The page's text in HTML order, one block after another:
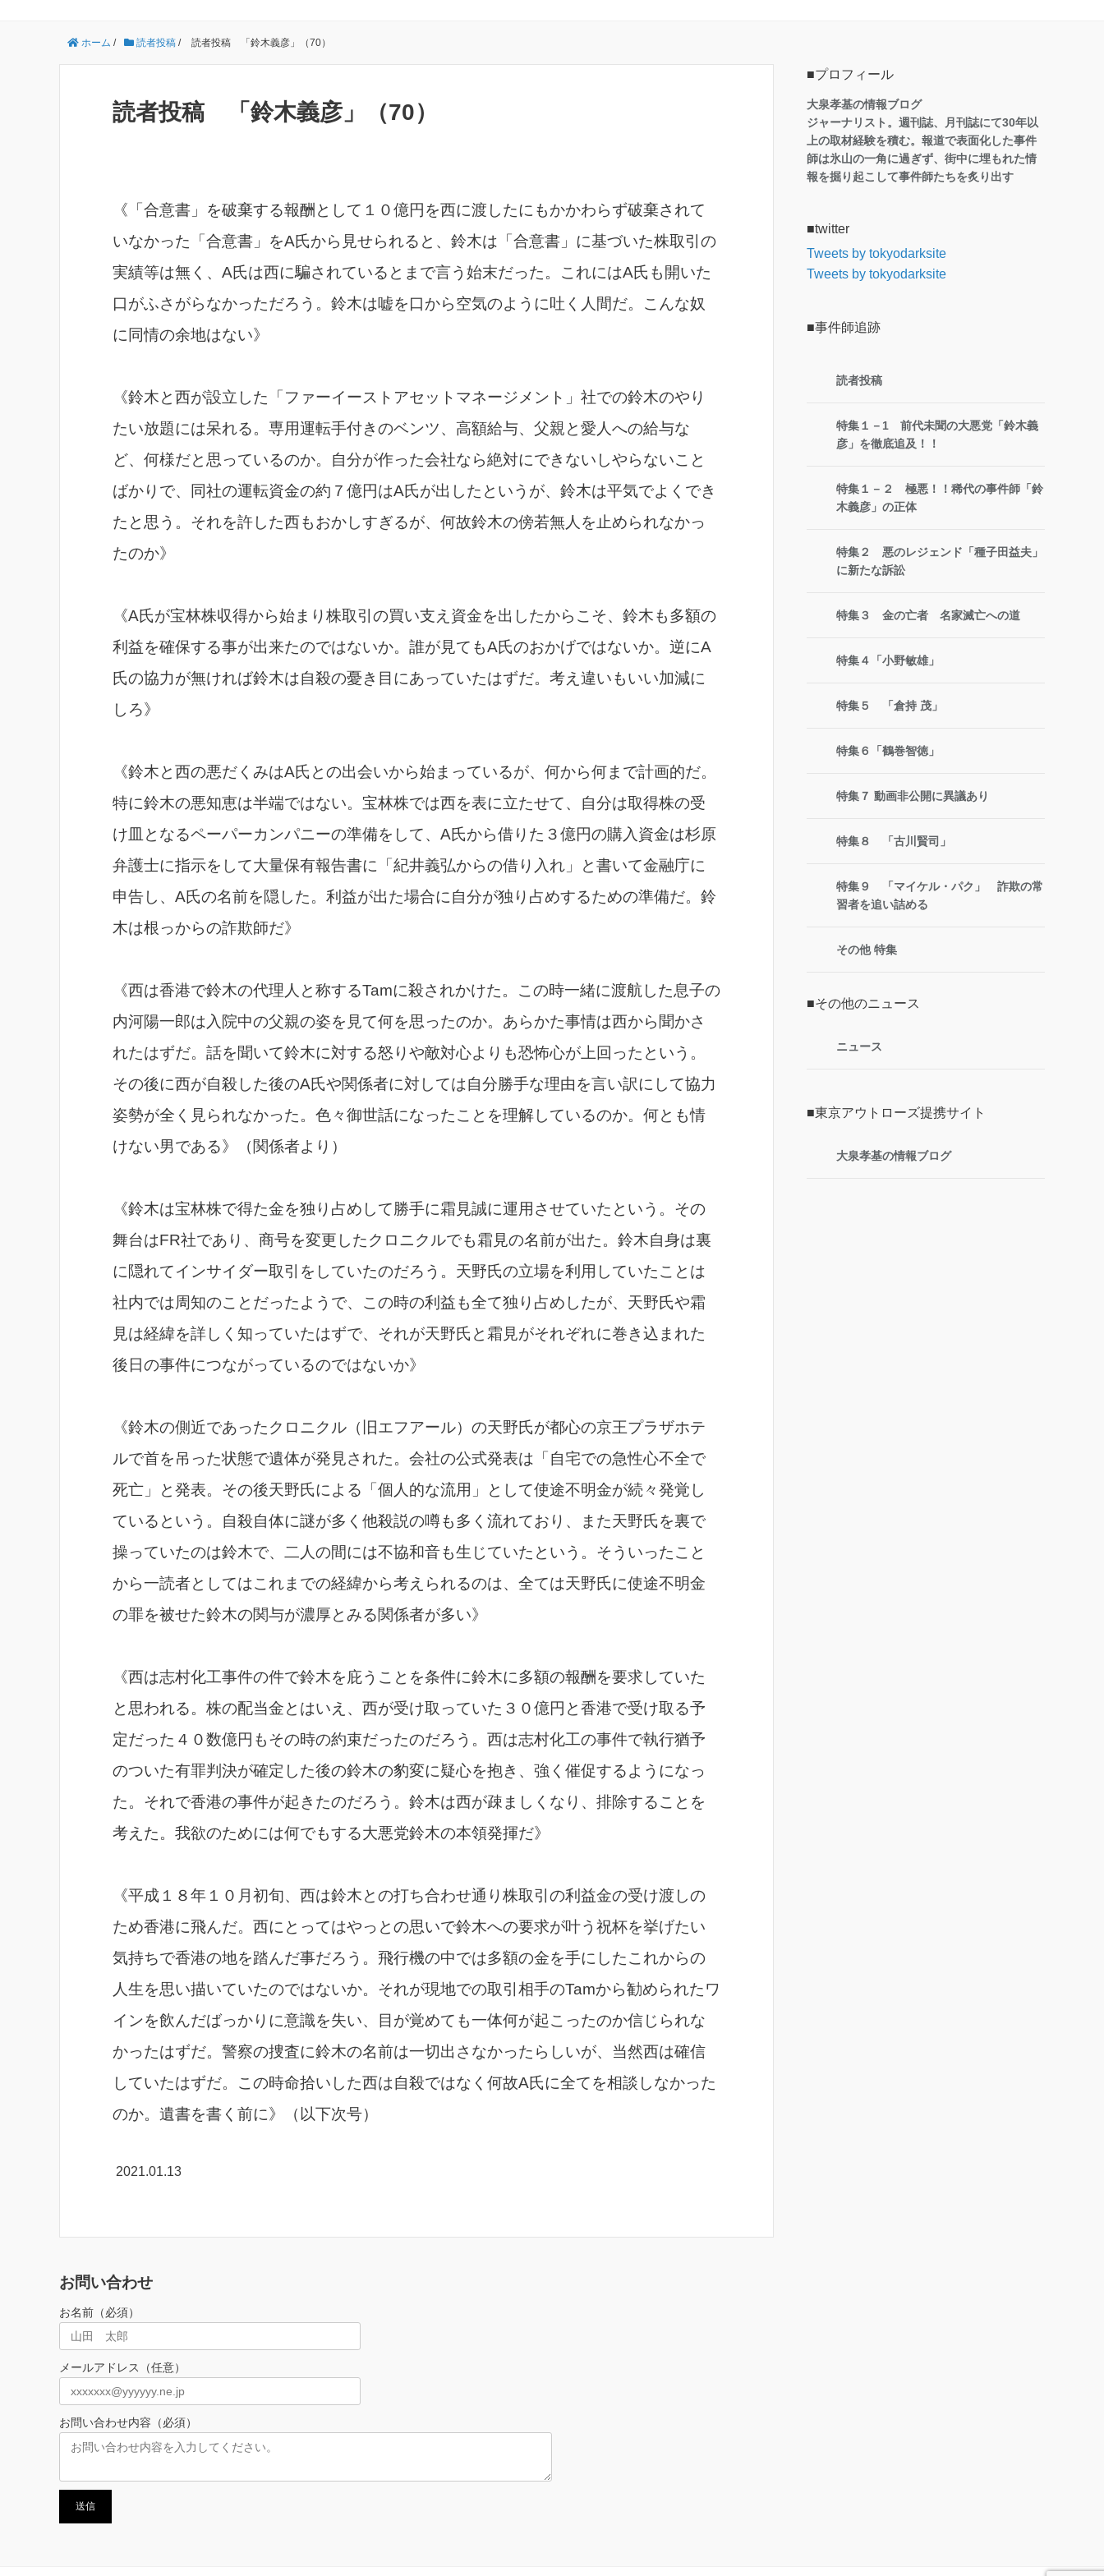
ホーム / 読者投稿 / 読者投稿 「鈴木義彦」（70）
読者投稿 「鈴木義彦」（70）
《「合意書」を破棄する報酬として１０億円を西に渡したにもかかわらず破棄されて
いなかった「合意書」をA氏から見せられると、鈴木は「合意書」に基づいた株取引の
実績等は無く、A氏は西に騙されているとまで言う始末だった。これにはA氏も開いた
口がふさがらなかっただろう。鈴木は嘘を口から空気のように吐く人間だ。こんな奴
に同情の余地はない》
《鈴木と西が設立した「ファーイーストアセットマネージメント」社での鈴木のやり
たい放題には呆れる。専用運転手付きのベンツ、高額給与、父親と愛人への給与な
ど、何様だと思っているのか。自分が作った会社なら絶対にできないしやらないこと
ばかりで、同社の運転資金の約７億円はA氏が出したというが、鈴木は平気でよくでき
たと思う。それを許した西もおかしすぎるが、何故鈴木の傍若無人を止められなかっ
たのか》
《A氏が宝林株収得から始まり株取引の買い支え資金を出したからこそ、鈴木も多額の
利益を確保する事が出来たのではないか。誰が見てもA氏のおかげではないか。逆にA
氏の協力が無ければ鈴木は自殺の憂き目にあっていたはずだ。考え違いもいい加減に
しろ》
《鈴木と西の悪だくみはA氏との出会いから始まっているが、何から何まで計画的だ。
特に鈴木の悪知恵は半端ではない。宝林株では西を表に立たせて、自分は取得株の受
け皿となるペーパーカンパニーの準備をして、A氏から借りた３億円の購入資金は杉原
弁護士に指示をして大量保有報告書に「紀井義弘からの借り入れ」と書いて金融庁に
申告し、A氏の名前を隠した。利益が出た場合に自分が独り占めするための準備だ。鈴
木は根っからの詐欺師だ》
《西は香港で鈴木の代理人と称するTamに殺されかけた。この時一緒に渡航した息子の
内河陽一郎は入院中の父親の姿を見て何を思ったのか。あらかた事情は西から聞かさ
れたはずだ。話を聞いて鈴木に対する怒りや敵対心よりも恐怖心が上回ったという。
その後に西が自殺した後のA氏や関係者に対しては自分勝手な理由を言い訳にして協力
姿勢が全く見られなかった。色々御世話になったことを理解しているのか。何とも情
けない男である》（関係者より）
《鈴木は宝林株で得た金を独り占めして勝手に霜見誠に運用させていたという。その
舞台はFR社であり、商号を変更したクロニクルでも霜見の名前が出た。鈴木自身は裏
に隠れてインサイダー取引をしていたのだろう。天野氏の立場を利用していたことは
社内では周知のことだったようで、この時の利益も全て独り占めしたが、天野氏や霜
見は経緯を詳しく知っていたはずで、それが天野氏と霜見がそれぞれに巻き込まれた
後日の事件につながっているのではないか》
《鈴木の側近であったクロニクル（旧エフアール）の天野氏が都心の京王プラザホテ
ルで首を吊った状態で遺体が発見された。会社の公式発表は「自宅での急性心不全で
死亡」と発表。その後天野氏による「個人的な流用」として使途不明金が続々発覚し
ているという。自殺自体に謎が多く他殺説の噂も多く流れており、また天野氏を裏で
操っていたのは鈴木で、二人の間には不協和音も生じていたという。そういったこと
から一読者としてはこれまでの経緯から考えられるのは、全ては天野氏に使途不明金
の罪を被せた鈴木の関与が濃厚とみる関係者が多い》
《西は志村化工事件の件で鈴木を庇うことを条件に鈴木に多額の報酬を要求していた
と思われる。株の配当金とはいえ、西が受け取っていた３０億円と香港で受け取る予
定だった４０数億円もその時の約束だったのだろう。西は志村化工の事件で執行猶予
のついた有罪判決が確定した後の鈴木の豹変に疑心を抱き、強く催促するようになっ
た。それで香港の事件が起きたのだろう。鈴木は西が疎ましくなり、排除することを
考えた。我欲のためには何でもする大悪党鈴木の本領発揮だ》
《平成１８年１０月初旬、西は鈴木との打ち合わせ通り株取引の利益金の受け渡しの
ため香港に飛んだ。西にとってはやっとの思いで鈴木への要求が叶う祝杯を挙げたい
気持ちで香港の地を踏んだ事だろう。飛行機の中では多額の金を手にしたこれからの
人生を思い描いていたのではないか。それが現地での取引相手のTamから勧められたワ
インを飲んだばっかりに意識を失い、目が覚めても一体何が起こったのか信じられな
かったはずだ。警察の捜査に鈴木の名前は一切出さなかったらしいが、当然西は確信
していたはずだ。この時命拾いした西は自殺ではなく何故A氏に全てを相談しなかった
のか。遺書を書く前に》（以下次号）
2021.01.13
お問い合わせ
お名前（必須）
メールアドレス（任意）
お問い合わせ内容（必須）
■プロフィール
大泉孝基の情報ブログ
ジャーナリスト。週刊誌、月刊誌にて30年以
上の取材経験を積む。報道で表面化した事件
師は氷山の一角に過ぎず、街中に埋もれた情
報を掘り起こして事件師たちを炙り出す
■twitter
Tweets by tokyodarksite
Tweets by tokyodarksite
■事件師追跡
読者投稿
特集１－1 前代未聞の大悪党「鈴木義
彦」を徹底追及！！
特集１－２ 極悪！！稀代の事件師「鈴
木義彦」の正体
特集２ 悪のレジェンド「種子田益夫」
に新たな訴訟
特集３ 金の亡者 名家滅亡への道
特集４「小野敏雄」
特集５ 「倉持 茂」
特集６「鶴巻智徳」
特集７ 動画非公開に異議あり
特集８ 「古川賢司」
特集９ 「マイケル・パク」 詐欺の常
習者を追い詰める
その他 特集
■その他のニュース
ニュース
■東京アウトローズ提携サイト
大泉孝基の情報ブログ